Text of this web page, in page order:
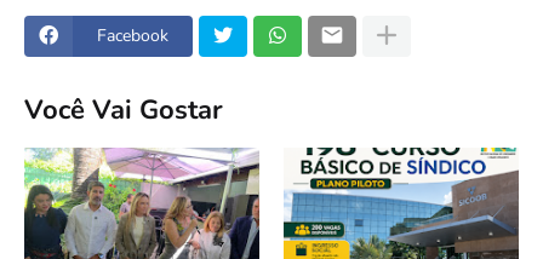
Facebook
Você Vai Gostar